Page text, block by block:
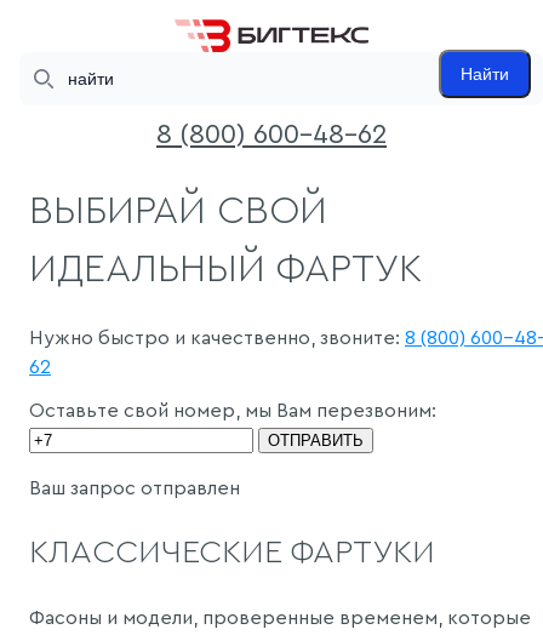
Найти
8 (800) 600-48-62
ВЫБИРАЙ СВОЙ
ИДЕАЛЬНЫЙ ФАРТУК
Нужно быстро и качественно, звоните: 8 (800) 600-48-
62
Оставьте свой номер, мы Вам перезвоним:
ОТПРАВИТЬ
Ваш запрос отправлен
КЛАССИЧЕСКИЕ ФАРТУКИ
Фасоны и модели, проверенные временем, которые